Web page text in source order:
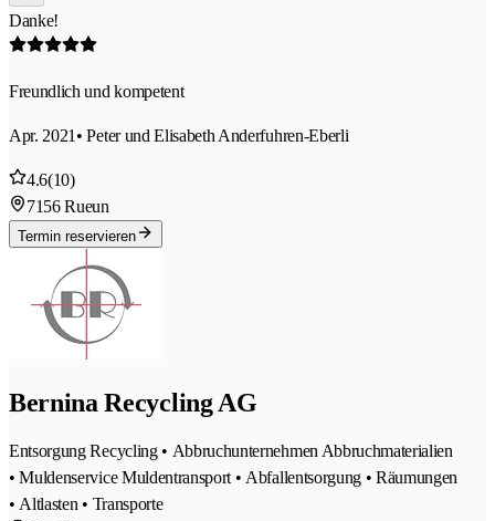
Danke!
Freundlich und kompetent
Apr. 2021 • Peter und Elisabeth Anderfuhren-Eberli
4.6(10)
7156 Rueun
Termin reservieren
Bernina Recycling AG
Entsorgung Recycling • Abbruchunternehmen Abbruchmaterialien
• Muldenservice Muldentransport • Abfallentsorgung • Räumungen
• Altlasten • Transporte